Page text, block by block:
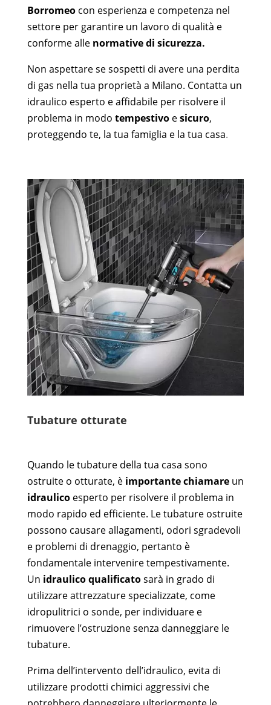
Borromeo con esperienza e competenza nel
settore per garantire un lavoro di qualità e
conforme allenormative di sicurezza.
Non aspettare se sospetti di avere una perdita
di gas nella tua proprietà a Milano. Contatta un
idraulico esperto e affidabile per risolvere il
problema in modo tempestivo esicuro,
proteggendo te, la tua famiglia e la tua casa.
Tubature otturate
Quando le tubature della tua casa sono
ostruite o otturate, è importante chiamare un
idraulico esperto per risolvere il problema in
modo rapido ed efficiente. Le tubature ostruite
possono causare allagamenti, odori sgradevoli
e problemi di drenaggio, pertanto è
fondamentale intervenire tempestivamente.
Un idraulico qualificatosarà in grado di
utilizzare attrezzature specializzate, come
idropulitrici o sonde, per individuare e
rimuovere l’ostruzione senza danneggiare le
tubature.
Prima dell’intervento dell’idraulico, evita di
utilizzare prodotti chimici aggressivi che